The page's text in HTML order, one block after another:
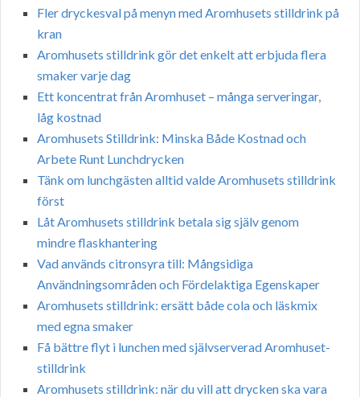
Fler dryckesval på menyn med Aromhusets stilldrink på
kran
Aromhusets stilldrink gör det enkelt att erbjuda flera
smaker varje dag
Ett koncentrat från Aromhuset – många serveringar,
låg kostnad
Aromhusets Stilldrink: Minska Både Kostnad och
Arbete Runt Lunchdrycken
Tänk om lunchgästen alltid valde Aromhusets stilldrink
först
Låt Aromhusets stilldrink betala sig själv genom
mindre flaskhantering
Vad används citronsyra till: Mångsidiga
Användningsområden och Fördelaktiga Egenskaper
Aromhusets stilldrink: ersätt både cola och läskmix
med egna smaker
Få bättre flyt i lunchen med självserverad Aromhuset-
stilldrink
Aromhusets stilldrink: när du vill att drycken ska vara